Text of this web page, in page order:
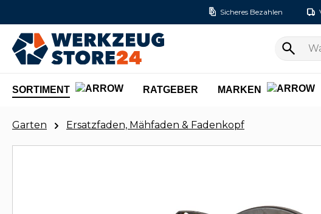
Sicheres Bezahlen
SORTIMENT RATGEBER MARKEN
Garten Ersatzfaden, Mähfaden & Fadenkopf